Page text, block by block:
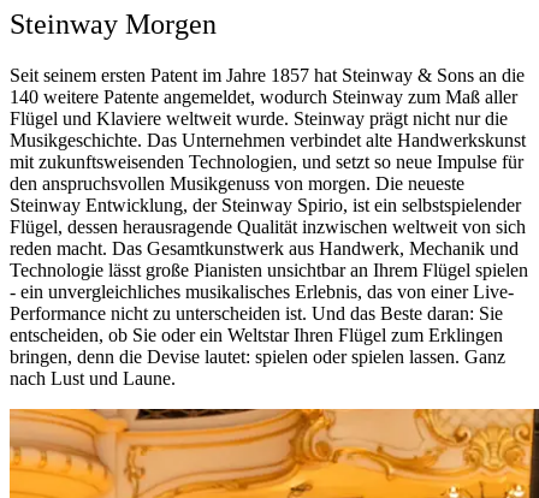
Steinway Morgen
Seit seinem ersten Patent im Jahre 1857 hat Steinway ⁠&⁠ Sons an die
140 weitere Patente angemeldet, wodurch Steinway zum Maß aller
Flügel und Klaviere weltweit wurde. Steinway prägt nicht nur die
Musikgeschichte. Das Unternehmen verbindet alte Handwerkskunst
mit zukunftsweisenden Technologien, und setzt so neue Impulse für
den anspruchsvollen Musikgenuss von morgen. Die neueste
Steinway Entwicklung, der Steinway Spirio, ist ein selbstspielender
Flügel, dessen herausragende Qualität inzwischen weltweit von sich
reden macht. Das Gesamtkunstwerk aus Handwerk, Mechanik und
Technologie lässt große Pianisten unsichtbar an Ihrem Flügel spielen
- ein unvergleichliches musikalisches Erlebnis, das von einer Live-
Performance nicht zu unterscheiden ist. Und das Beste daran: Sie
entscheiden, ob Sie oder ein Weltstar Ihren Flügel zum Erklingen
bringen, denn die Devise lautet: spielen oder spielen lassen. Ganz
nach Lust und Laune.